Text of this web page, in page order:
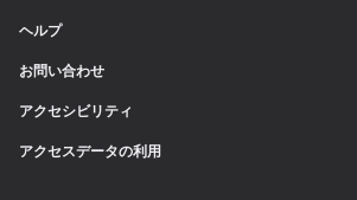
ヘルプ
お問い合わせ
アクセシビリティ
アクセスデータの利用